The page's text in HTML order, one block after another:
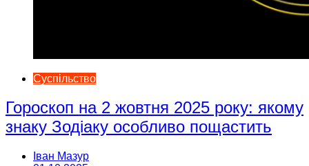
Суспільство
Гороскоп на 2 жовтня 2025 року: якому
знаку Зодіаку особливо пощастить
Іван Мазур